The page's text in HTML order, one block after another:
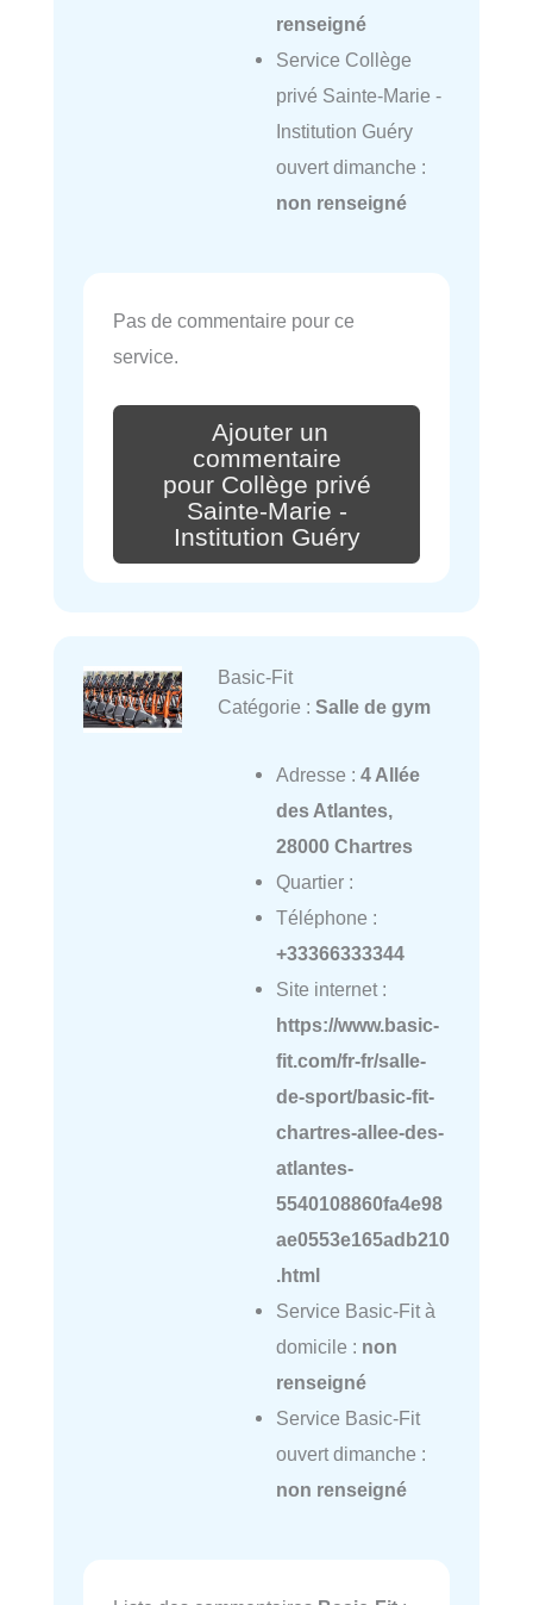
renseigné
Service Collège
privé Sainte-Marie -
Institution Guéry
ouvert dimanche :
non renseigné
Pas de commentaire pour ce
service.
Ajouter un
commentaire
pour Collège privé
Sainte-Marie -
Institution Guéry
Basic-Fit
Catégorie : Salle de gym
Adresse : 4 Allée
des Atlantes,
28000 Chartres
Quartier :
Téléphone :
+33366333344
Site internet :
https://www.basic-
fit.com/fr-fr/salle-
de-sport/basic-fit-
chartres-allee-des-
atlantes-
5540108860fa4e98
ae0553e165adb210
.html
Service Basic-Fit à
domicile : non
renseigné
Service Basic-Fit
ouvert dimanche :
non renseigné